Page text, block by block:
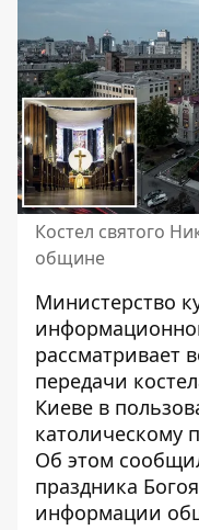
Костел святого
общине
Министерство
рассматривает
передачи
Киеве в
католическому
Об этом
праздника
информации